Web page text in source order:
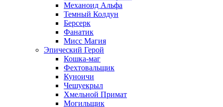
Механоид Альфа
Темный Колдун
Берсерк
Фанатик
Мисс Магия
Эпический Герой
Кошка-маг
Фехтовальщик
Куноичи
Чешуекрыл
Хмельной Примат
Могильщик